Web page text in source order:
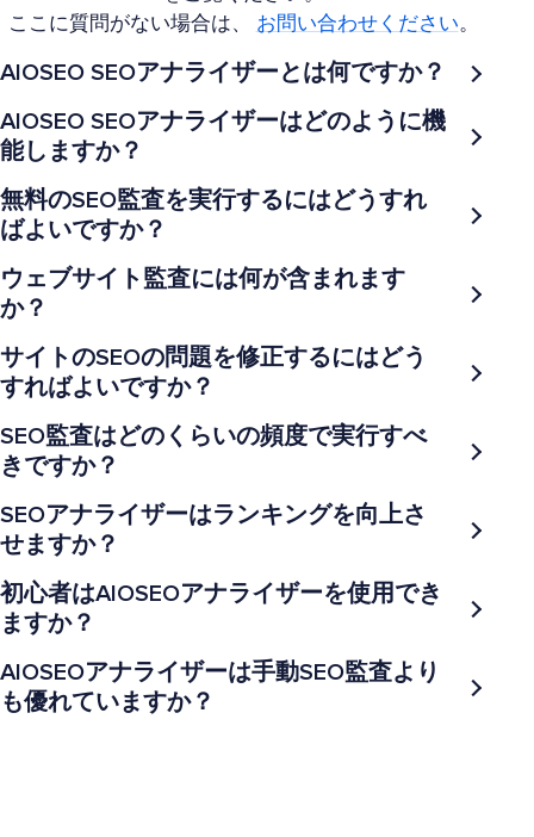
ここに質問がない場合は、 お問い合わせください。
AIOSEO SEOアナライザーとは何ですか？
AIOSEO SEOアナライザーはどのように機
能しますか？
無料のSEO監査を実行するにはどうすれ
ばよいですか？
ウェブサイト監査には何が含まれます
か？
サイトのSEOの問題を修正するにはどう
すればよいですか？
SEO監査はどのくらいの頻度で実行すべ
きですか？
SEOアナライザーはランキングを向上さ
せますか？
初心者はAIOSEOアナライザーを使用でき
ますか？
AIOSEOアナライザーは手動SEO監査より
も優れていますか？